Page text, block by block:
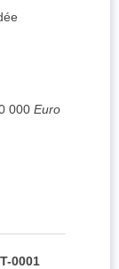
000 Euro
0001